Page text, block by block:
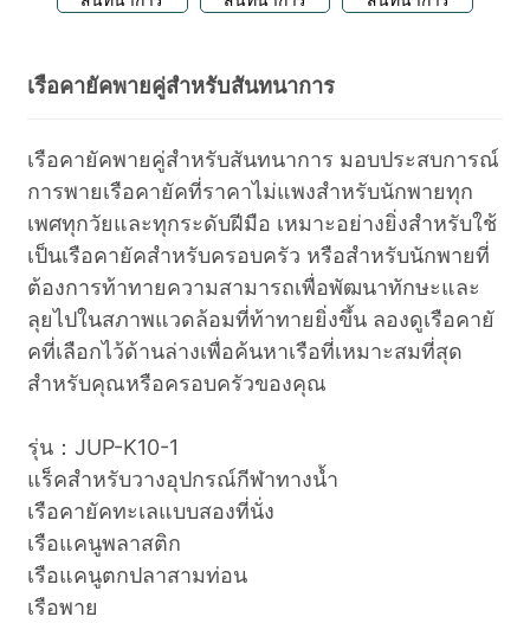
เรือคายัคพายคู่สำหรับสันทนาการ
เรือคายัคพายคู่สำหรับสันทนาการ มอบประสบการณ์
การพายเรือคายัคที่ราคาไม่แพงสำหรับนักพายทุก
เพศทุกวัยและทุกระดับฝีมือ เหมาะอย่างยิ่งสำหรับใช้
เป็นเรือคายัคสำหรับครอบครัว หรือสำหรับนักพายที่
ต้องการท้าทายความสามารถเพื่อพัฒนาทักษะและ
ลุยไปในสภาพแวดล้อมที่ท้าทายยิ่งขึ้น ลองดูเรือคายั
คที่เลือกไว้ด้านล่างเพื่อค้นหาเรือที่เหมาะสมที่สุด
สำหรับคุณหรือครอบครัวของคุณ
รุ่น：JUP-K10-1
แร็คสำหรับวางอุปกรณ์กีฬาทางน้ำ
เรือคายัคทะเลแบบสองที่นั่ง
เรือแคนูพลาสติก
เรือแคนูตกปลาสามท่อน
เรือพาย